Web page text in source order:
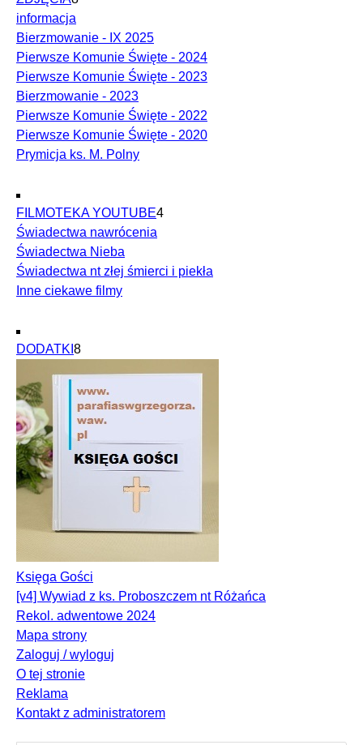
informacja
Bierzmowanie - IX 2025
Pierwsze Komunie Święte - 2024
Pierwsze Komunie Święte - 2023
Bierzmowanie - 2023
Pierwsze Komunie Święte - 2022
Pierwsze Komunie Święte - 2020
Prymicja ks. M. Polny
FILMOTEKA YOUTUBE4
Świadectwa nawrócenia
Świadectwa Nieba
Świadectwa nt złej śmierci i piekła
Inne ciekawe filmy
DODATKI 8
Księga Gości
[v4] Wywiad z ks. Proboszczem nt Różańca
Rekol. adwentowe 2024
Mapa strony
Zaloguj / wyloguj
O tej stronie
Reklama
Kontakt z administratorem